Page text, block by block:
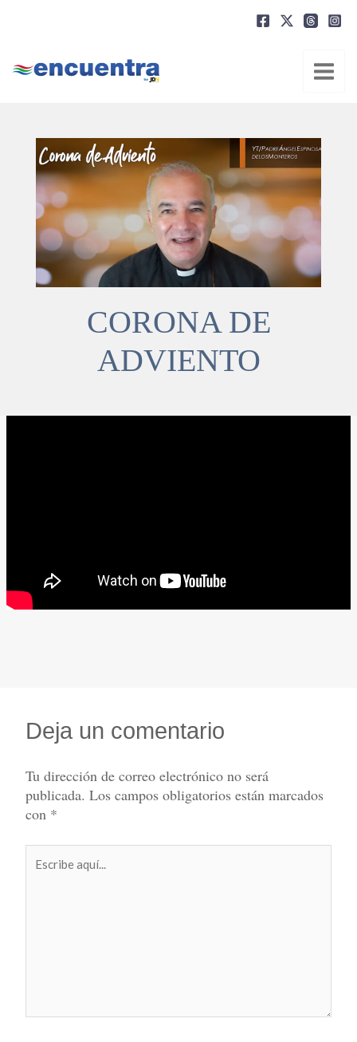
CORONA DE
ADVIENTO
Deja un comentario
Tu dirección de correo electrónico no será
publicada. Los campos obligatorios están marcados
con *
aquí...